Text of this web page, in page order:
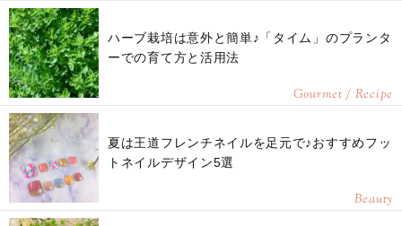
ハーブ栽培は意外と簡単♪「タイム」のプランタ
ーでの育て方と活用法
Gourmet / Recipe
夏は王道フレンチネイルを足元で♪おすすめフッ
トネイルデザイン5選
Beauty